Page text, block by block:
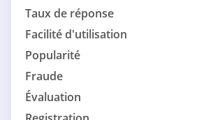
Taux de réponse
Facilité d'utilisation
Popularité
Fraude
Évaluation